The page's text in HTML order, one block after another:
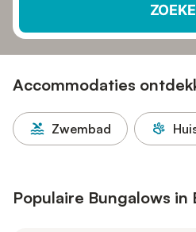
Accommodaties
Zwembad
Populaire Bungalows in